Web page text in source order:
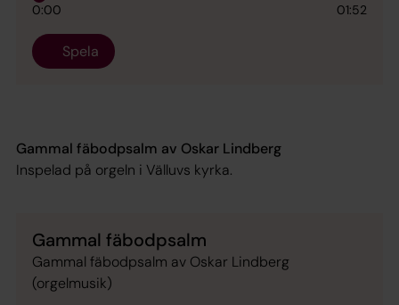
0:00 01:52
Spela
Gammal fäbodpsalm av Oskar Lindberg
Inspelad på orgeln i Välluvs kyrka.
Gammal fäbodpsalm
Gammal fäbodpsalm av Oskar Lindberg
(orgelmusik)